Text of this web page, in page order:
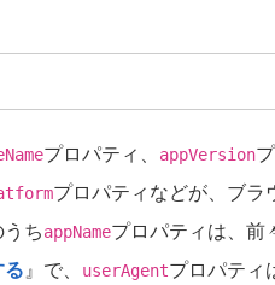
プロパティ、 appVersion
プロパティなどが、ブラ
ちappNameプロパティは、前
』で、 userAgentプロパティ